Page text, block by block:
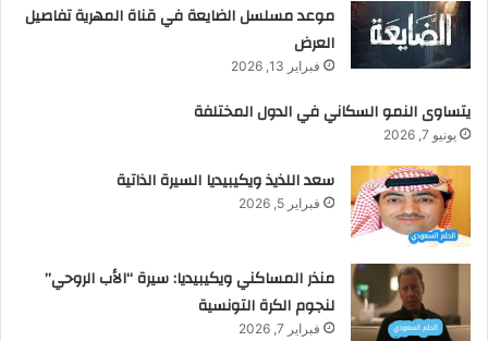
موعد مسلسل الضايعة في قناة المهرية تفاصيل
العرض
فبراير 13, 2026
يتساوى النمو السكاني في الدول المختلفة
يونيو 7, 2026
سعد اللذيذ ويكيبيديا السيرة الذاتية
فبراير 5, 2026
منذر المساكني ويكيبيديا: سيرة “الأب الروحي”
لنجوم الكرة التونسية
فبراير 7, 2026